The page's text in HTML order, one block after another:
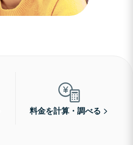
料金を計算・調べる